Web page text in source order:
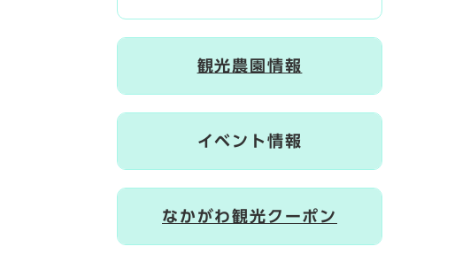
観光農園情報
イベント情報
なかがわ観光クーポン